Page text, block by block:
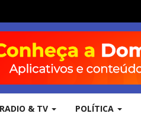
RADIO & TV POLÍTICA